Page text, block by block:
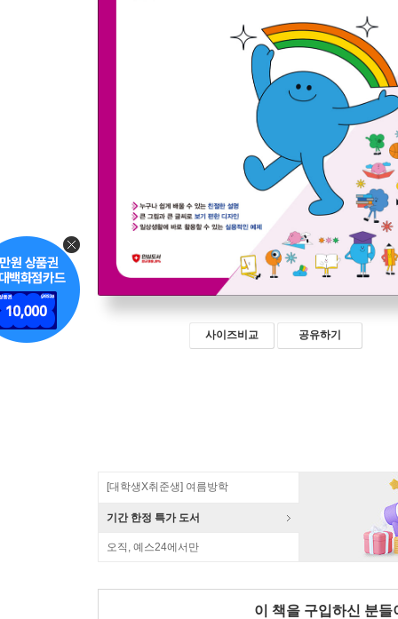
사이즈비교 공유하기
[대학생X취준생] 여름방학
기간 한정 특가 도서
오직, 예스24에서만
이 책을 구입하신 분